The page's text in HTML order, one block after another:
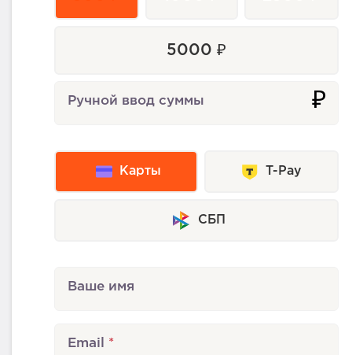
5000 ₽
Ручной ввод суммы ₽
Карты T-Pay
СБП
Ваше имя
Email